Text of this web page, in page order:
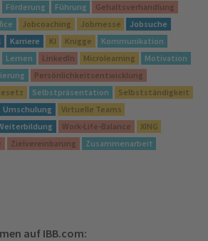
Förderung Führung
Gehaltsverhandlung
Jobcoaching Jobmesse
Jobsuche
Karriere KI Knigge
Kommunikation
Lernen LinkedIn Microlearning
Motivation
Persönlichkeitsentwicklung
Selbstpräsentation
Selbstständigkeit
Umschulung
Virtuelle Teams
Work-Life-Balance
XING
Zielvereinbarung Zusammenarbeit
auf IBB.com: